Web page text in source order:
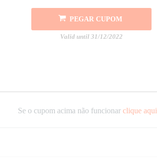
PEGAR CUPOM
Valid until 31/12/2022
Se o cupom acima não funcionar clique aqui